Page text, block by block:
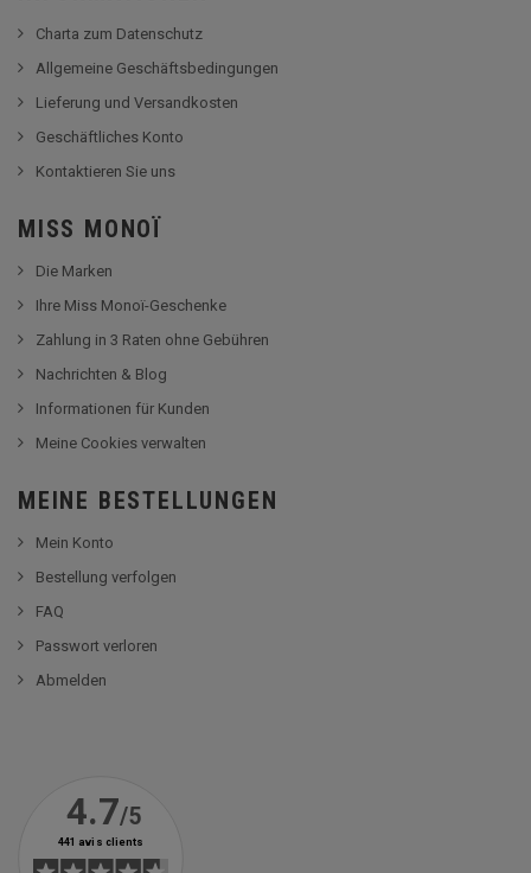
Charta zum Datenschutz
Allgemeine Geschäftsbedingungen
Lieferung und Versandkosten
Geschäftliches Konto
Kontaktieren Sie uns
MISS MONOÏ
Die Marken
Ihre Miss Monoï-Geschenke
Zahlung in 3 Raten ohne Gebühren
Nachrichten & Blog
Informationen für Kunden
Meine Cookies verwalten
MEINE BESTELLUNGEN
Mein Konto
Bestellung verfolgen
FAQ
Passwort verloren
Abmelden